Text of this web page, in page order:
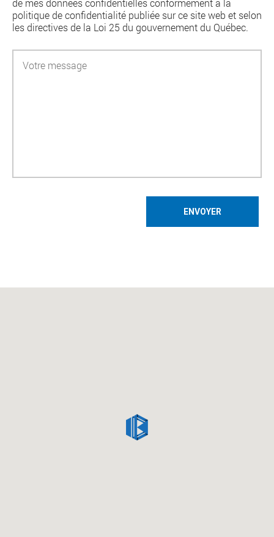
de mes données confidentielles conformément à la
politique de confidentialité publiée sur ce site web et selon
les directives de la Loi 25 du gouvernement du Québec.